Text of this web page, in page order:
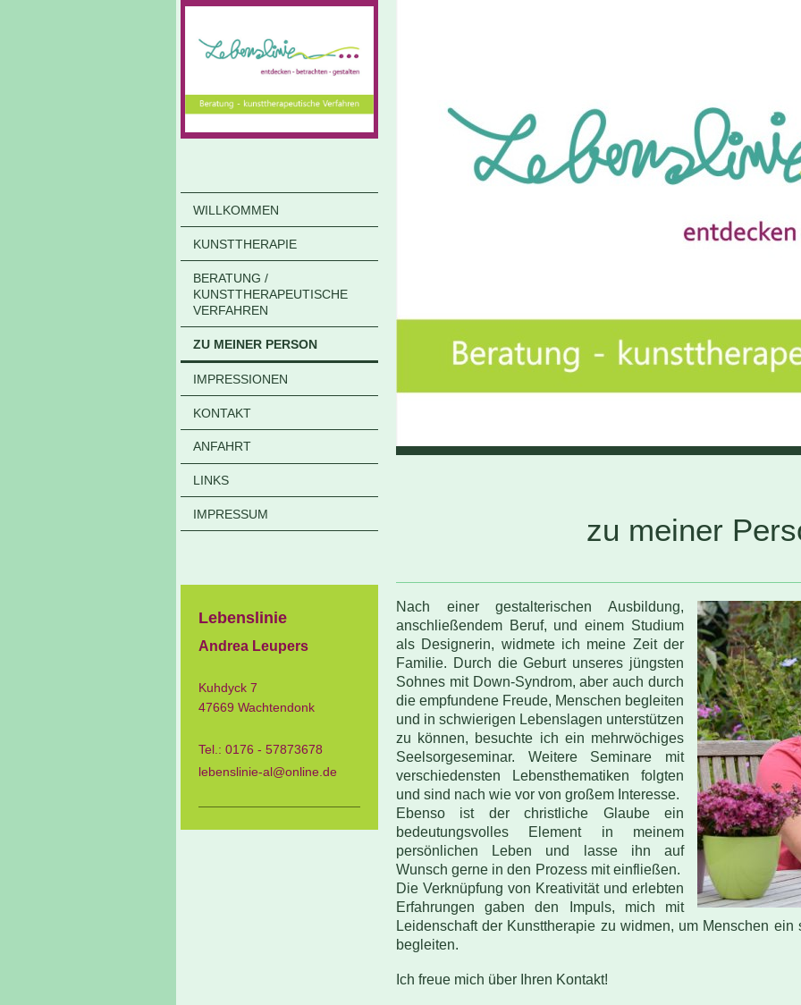
WILLKOMMEN
KUNSTTHERAPIE
BERATUNG /
KUNSTTHERAPEUTISCHE
VERFAHREN
ZU MEINER PERSON
IMPRESSIONEN
KONTAKT
ANFAHRT
LINKS
IMPRESSUM
Lebenslinie
Andrea Leupers
Kuhdyck 7
47669 Wachtendonk
Tel.: 0176 - 57873678
lebenslinie-al@online.de
zu meiner
Nach einer gestalterischen Ausbildung,
anschließendem Beruf, und einem Studium
als Designerin, widmete ich meine Zeit der
Familie. Durch die Geburt unseres jüngsten
Sohnes mit Down-Syndrom, aber auch durch
die empfundene Freude, Menschen begleiten
und in schwierigen Lebenslagen unterstützen
zu können, besuchte ich ein mehrwöchiges
Seelsorgeseminar. Weitere Seminare mit
verschiedensten Lebensthematiken folgten
und sind nach wie vor von großem Interesse.
Ebenso ist der christliche Glaube ein
bedeutungsvolles Element in meinem
persönlichen Leben und lasse ihn auf
Wunsch gerne in den Prozess mit einfließen.
Die Verknüpfung von Kreativität und erlebten
Erfahrungen gaben den Impuls, mich mit
Leidenschaft der Kunsttherapie zu widmen, um Menschen
begleiten.
Ich freue mich über Ihren Kontakt!